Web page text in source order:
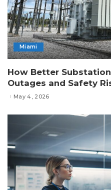
Miami
How Better
Outages and Safety
May 4, 2026